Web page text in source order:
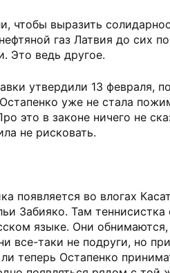
чтобы выразить
газ Латвия до сих
Это ведь другое.
утвердили 13 февраля,
уже не стала
это в законе ничего не
не рисковать.
появляется во влогах
Забияко. Там теннисистка
языке. Они
все-таки не подруги, но
теперь Остапенко